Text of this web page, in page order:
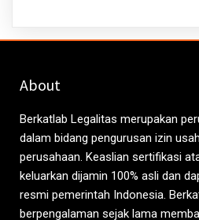
About
Berkatlab Legalitas merupakan
dalam bidang pengurusan izin
perusahaan. Keaslian sertifikasi
keluarkan dijamin 100% asli dan
resmi pemerintah Indonesia.
berpengalaman sejak lama